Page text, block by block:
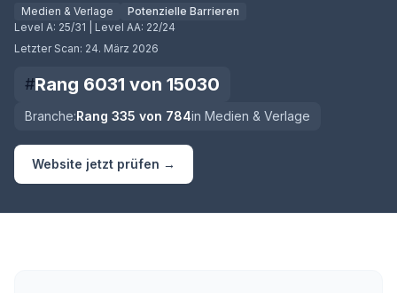
Medien & Verlage
Potenzielle Barrieren
Level A: 25/31 | Level AA: 22/24
Letzter Scan: 24. März 2026
#Rang 6031 von 15030
Branche:Rang 335 von 784in Medien & Verlage
Website jetzt prüfen →